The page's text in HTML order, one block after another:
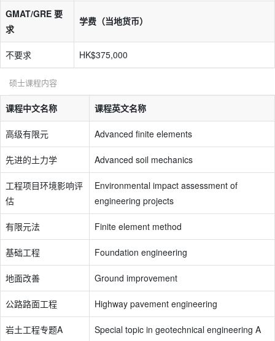
GMAT/GRE 要
求
学费（当地货币）
不要求 HK$375,000
硕士课程内容
课程中文名称 课程英文名称
高级有限元 Advanced finite elements
先进的土力学 Advanced soil mechanics
工程项目环境影响评
估
Environmental impact assessment of
engineering projects
有限元法 Finite element method
基础工程 Foundation engineering
地面改善 Ground improvement
公路路面工程 Highway pavement engineering
岩土工程专题A Special topic in geotechnical engineering A